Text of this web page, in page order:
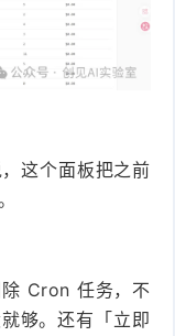
这个面板把之前
Cron 任务，不
够。还有「立即